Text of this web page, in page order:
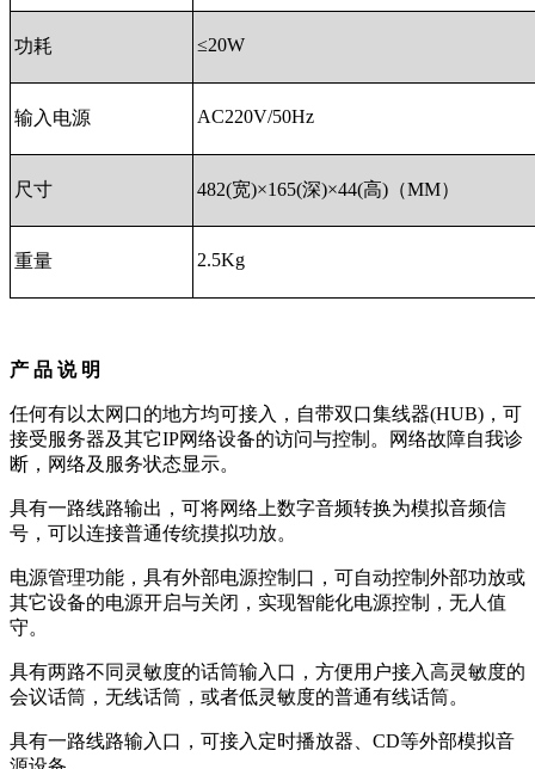
功耗 ≤20W
输入电源 AC220V/50Hz
尺寸 482(宽)×165(深)×44(高)（MM）
重量 2.5Kg
产 品 说 明
任何有以太网口的地方均可接入，自带双口集线器(HUB)，可
接受服务器及其它IP网络设备的访问与控制。网络故障自我诊
断，网络及服务状态显示。
具有一路线路输出，可将网络上数字音频转换为模拟音频信
号，可以连接普通传统摸拟功放。
电源管理功能，具有外部电源控制口，可自动控制外部功放或
其它设备的电源开启与关闭，实现智能化电源控制，无人值
守。
具有两路不同灵敏度的话筒输入口，方便用户接入高灵敏度的
会议话筒，无线话筒，或者低灵敏度的普通有线话筒。
具有一路线路输入口，可接入定时播放器、CD等外部模拟音